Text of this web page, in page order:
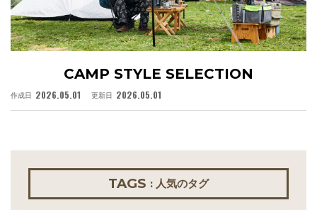
CAMP STYLE SELECTION
作成日 2026.05.01 更新日 2026.05.01
TAGS : 人気のタグ